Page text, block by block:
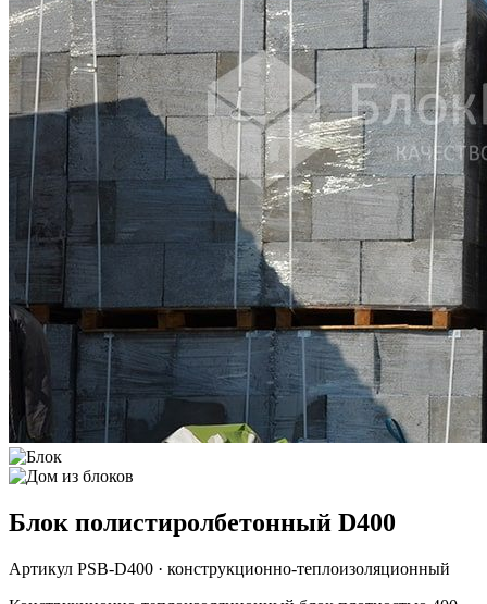
Блок полистиролбетонный D400
Артикул PSB-D400 · конструкционно-теплоизоляционный